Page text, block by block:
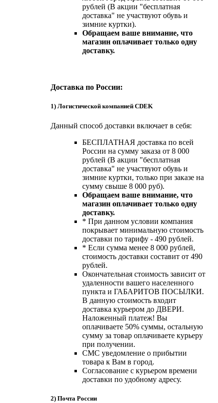
рублей (В акции "бесплатная
доставка" не участвуют обувь и
зимние куртки).
Обращаем ваше внимание, что
магазин оплачивает только одну
доставку.
Доставка по России:
1) Логистической компанией CDEK
Данный способ доставки включает в себя:
БЕСПЛАТНАЯ доставка по всей
России на сумму заказа от 8 000
рублей (В акции "бесплатная
доставка" не участвуют обувь и
зимние куртки, только при заказе на
сумму свыше 8 000 руб).
Обращаем ваше внимание, что
магазин оплачивает только одну
доставку.
* При данном условии компания
покрывает минимальную стоимость
доставки по тарифу - 490 рублей.
* Если сумма менее 8 000 рублей,
стоимость доставки составит от 490
рублей.
Окончательная стоимость зависит от
удаленности вашего населенного
пункта и ГАБАРИТОВ ПОСЫЛКИ.
В данную стоимость входит
доставка курьером до ДВЕРИ.
Наложенный платеж! Вы
оплачиваете 50% суммы, остальную
сумму за товар оплачиваете курьеру
при получении.
СМС уведомление о прибытии
товара к Вам в город.
Согласование с курьером времени
доставки по удобному адресу.
2) Почта России